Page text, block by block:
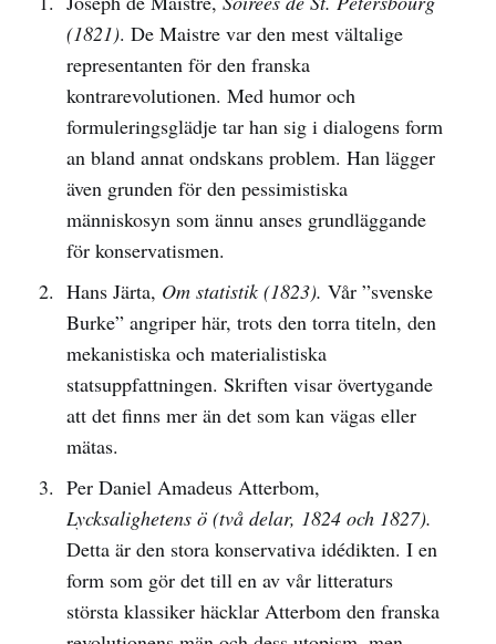
(1821). De Maistre var den mest vältalige
representanten för den franska
kontrarevolutionen. Med humor och
formuleringsglädje tar han sig i dialogens form
an bland annat ondskans problem. Han lägger
även grunden för den pessimistiska
människosyn som ännu anses grundläggande
för konservatismen.
Hans Järta, Om statistik (1823). Vår ”svenske
Burke” angriper här, trots den torra titeln, den
mekanistiska och materialistiska
statsuppfattningen. Skriften visar övertygande
att det finns mer än det som kan vägas eller
mätas.
Per Daniel Amadeus Atterbom,
Lycksalighetens ö (två delar, 1824 och 1827).
Detta är den stora konservativa idédikten. I en
form som gör det till en av vår litteraturs
största klassiker häcklar Atterbom den franska